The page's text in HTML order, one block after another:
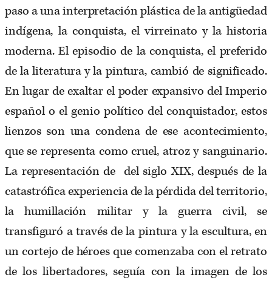
paso a una interpretación plástica de la antigüedad
indígena, la conquista, el virreinato y la historia
moderna. El episodio de la conquista, el preferido
de la literatura y la pintura, cambió de significado.
En lugar de exaltar el poder expansivo del Imperio
español o el genio político del conquistador, estos
lienzos son una condena de ese acontecimiento,
que se representa como cruel, atroz y sanguinario.
La representación de del siglo XIX, después de la
catastrófica experiencia de la pérdida del territorio,
la humillación militar y la guerra civil, se
transfiguró a través de la pintura y la escultura, en
un cortejo de héroes que comenzaba con el retrato
de los libertadores, seguía con la imagen de los